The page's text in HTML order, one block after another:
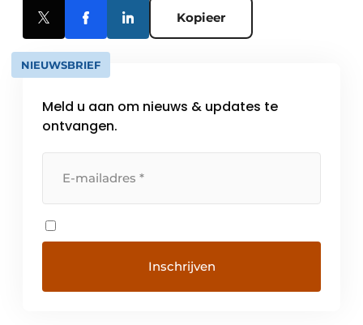
Kopieer
NIEUWSBRIEF
Meld u aan om nieuws & updates te
ontvangen.